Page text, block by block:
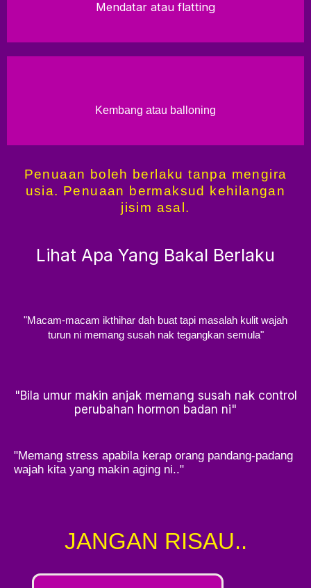
Mendatar atau flatting
Kembang atau balloning
Penuaan boleh berlaku tanpa mengira
usia. Penuaan bermaksud kehilangan
jisim asal.
Lihat Apa Yang Bakal Berlaku
"Macam-macam ikthihar dah buat tapi masalah kulit wajah
turun ni memang susah nak tegangkan semula"
"Bila umur makin anjak memang susah nak control
perubahan hormon badan ni"
"Memang stress apabila kerap orang pandang-padang
wajah kita yang makin aging ni.."
JANGAN RISAU..